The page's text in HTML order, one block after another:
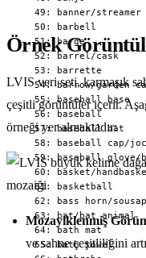
Örnek
LVIS veri seti, karmaşık
çeşitli görüntüler içerir.
örneği yer almaktadır:
Mozayiklenmiş
ve sahne çeşitliliğini